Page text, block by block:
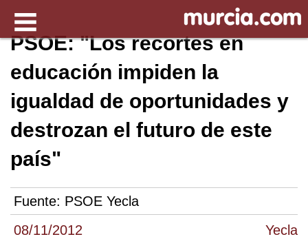
08/11/2012 Yecla
PSOE: "Los recortes en
educación impiden la
igualdad de oportunidades y
destrozan el futuro de este
país"
Fuente: PSOE Yecla